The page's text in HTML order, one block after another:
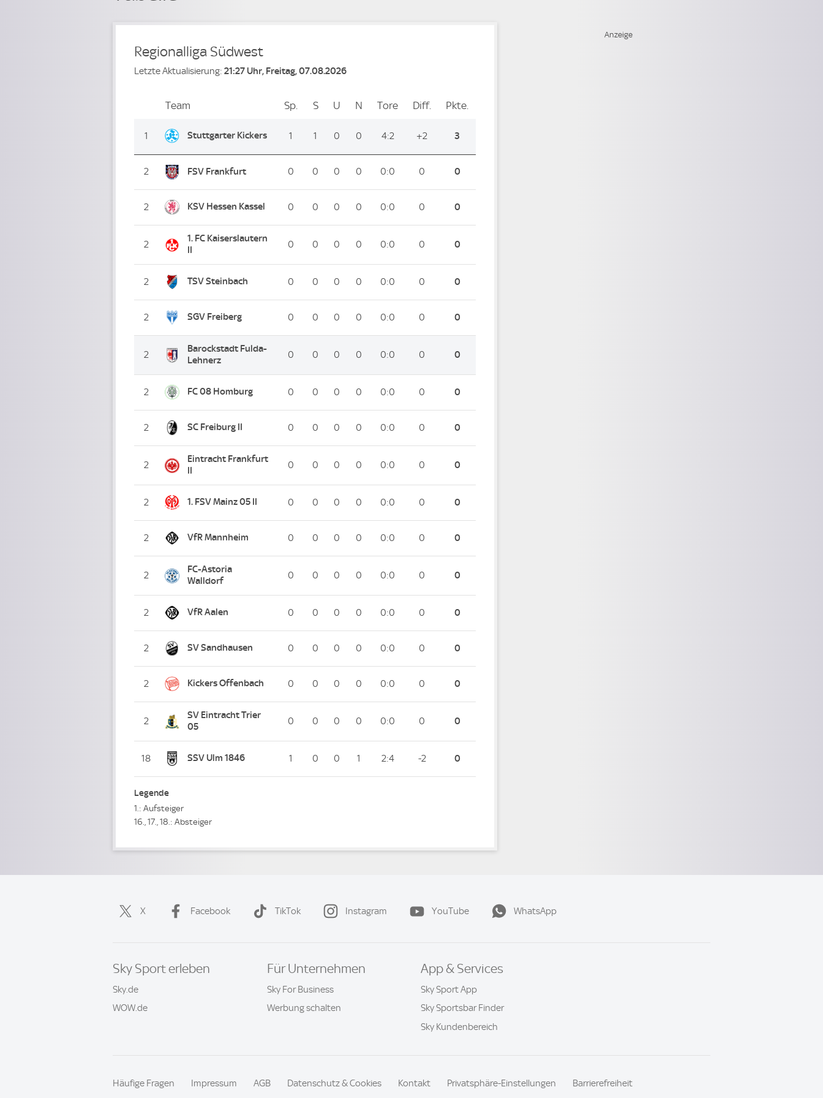
Regionalliga Südwest
Letzte Aktualisierung: 21:27 Uhr, Freitag, 07.08.2026
PlatzTeam Sp. Spiele
SSiege
U Unentschieden
N Niederlagen
Tore ToreDiff. Differenz
Pkte.
1 Stuttgarter Kickers 1 1 0 0 4:2 +2 3
2 FSV Frankfurt 0 0 0 0 0:0 0 0
2 KSV Hessen Kassel 0 0 0 0 0:0 0 0
2
1. FC Kaiserslautern
II
0 0 0 0 0:0 0 0
2 TSV Steinbach 0 0 0 0 0:0 0 0
2 SGV Freiberg 0 0 0 0 0:0 0 0
2
Barockstadt Fulda-
Lehnerz
0 0 0 0 0:0 0 0
2 FC 08 Homburg 0 0 0 0 0:0 0 0
2 SC Freiburg II 0 0 0 0 0:0 0 0
2
Eintracht Frankfurt
II
0 0 0 0 0:0 0 0
2 1. FSV Mainz 05 II 0 0 0 0 0:0 0 0
2 VfR Mannheim 0 0 0 0 0:0 0 0
2
FC-Astoria
Walldorf
0 0 0 0 0:0 0 0
2 VfR Aalen 0 0 0 0 0:0 0 0
2 SV Sandhausen 0 0 0 0 0:0 0 0
2 Kickers Offenbach 0 0 0 0 0:0 0 0
2
SV Eintracht Trier
05
0 0 0 0 0:0 0 0
18 SSV Ulm 1846 1 0 0 1 2:4 -2 0
Legende
1.: Aufsteiger
16., 17., 18.: Absteiger
X Facebook TikTok Instagram YouTube WhatsApp
Sky Sport erleben
Sky.de
WOW.de
Für Unternehmen
Sky For Business
Werbung schalten
App & Services
Sky Sport App
Sky Sportsbar Finder
Sky Kundenbereich
Häufige Fragen Impressum AGB Datenschutz & Cookies Kontakt Privatsphäre-Einstellungen Barrierefreiheit